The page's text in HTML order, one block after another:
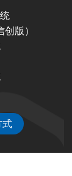
版）
式